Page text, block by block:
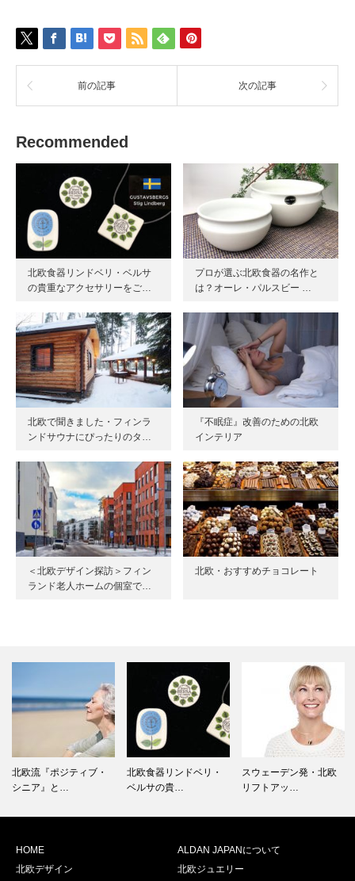
前の記事 次の記事
Recommended
北欧食器リンドベリ・ベルサ
の貴重なアクセサリーをご…
プロが選ぶ北欧食器の名作と
は？オーレ・パルスビー …
北欧で聞きました・フィンラ
ンドサウナにぴったりのタ…
『不眠症』改善のための北欧
インテリア
＜北欧デザイン探訪＞フィン
ランド老人ホームの個室で…
北欧・おすすめチョコレート
北欧流『ポジティブ・
シニア』と…
北欧食器リンドベリ・
ベルサの貴…
スウェーデン発・北欧
リフトアッ…
HOME
ALDAN JAPANについて
北欧デザイン
北欧ジュエリー